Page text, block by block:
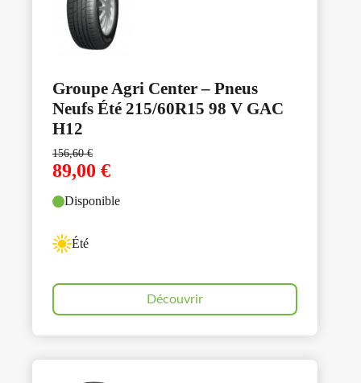
Groupe Agri Center – Pneus
Neufs Été 215/60R15 98 V GAC
H12
156,60€
89,00 €
Disponible
Été
Découvrir